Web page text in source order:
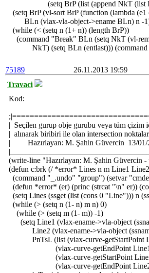
(setq BrP (list (append NkT (list
(setq BrP (vl-sort BrP (function (lambda
BLn (vlax-vla-object->ename BLn) n -
(while (< (setq n (1+ n)) (length BrP))
(command "Break" BLn (setq NkT (vl-
NkT) (setq BLn (entlast))) (command
75189
26.11.2013 19:59
Travaci
Kod:
| Seçilen gurup obje gurubu veya tüm
| alınarak biribiri ile olan intersection
| Hazırlayan: M. Şahin Güvercin 13/01/
(write-line "Hazırlayan: M. Şahin Güvercin
(defun c:brk (/ *error* Lines n m Line1
(command "_.undo" "group") (setvar
(defun *error* (er) (princ (strcat "\n" er))
(setq Lines (ssget (list (cons 0 "Line"))) n
(while (> (setq n (1- n) m n) 0)
(while (> (setq m (1- m)) -1)
(setq Line1 (vlax-ename->vla-object
Line2 (vlax-ename->vla-object
PnTsL (list (vlax-curve-getStartPoint
(vlax-curve-getEndPoint
(vlax-curve-getStartPoint
(vlax-curve-getEndPoint